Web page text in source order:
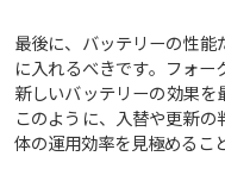
最後に、バッテリーの性
に入れるべきです。フォー
新しいバッテリーの効果を
このように、入替や更新
体の運用効率を見極めるこ